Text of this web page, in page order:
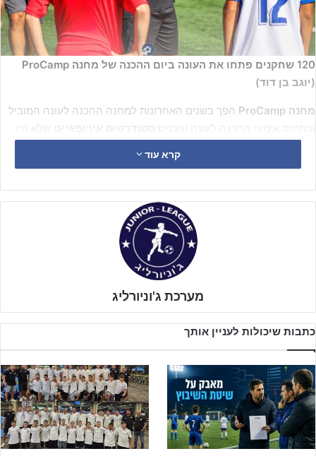
120 שחקנים פתחו את העונה ביום ההכנה של מחנה ProCamp
(יוגב בן דוד)
מחנה ProCamp
הפך בשנים האחרונות למחנה ההכנה לעונה המוביל
בארץ קודם לכן. המחנה המקצועי לשחקני ליגה משנתונים 2010–2016
בבית הנבחרות בבולגריה
התרגשות שיא נרשמה בשבוע שעבר על כר הדשא במגרש רמאדה
מעטפת שיצאו עם הילדים לבית הנבחרות בבולגריה.
קרא עוד
מערכת ג'וניורליג
כתבות שיכולות לעניין אותך